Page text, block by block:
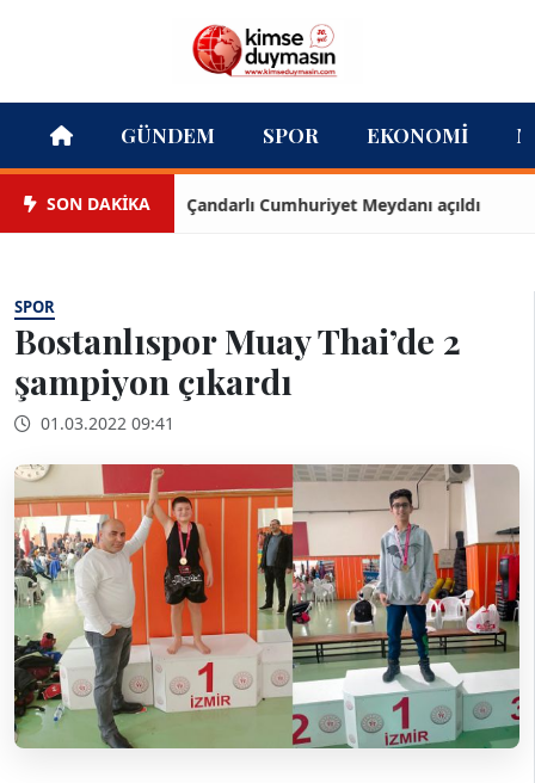
GÜNDEM SPOR EKONOMI
SON DAKİKAÇandarlı Cumhuriyet Meydanı açıldı
SPOR
Bostanlıspor Muay Thai’de 2
şampiyon çıkardı
01.03.2022 09:41